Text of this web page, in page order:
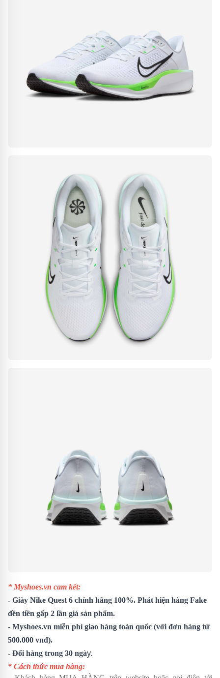
* Myshoes.vn cam kết:
- Giày Nike Quest 6 chính hãng 100%. Phát hiện hàng Fake
đền tiền gấp 2 lần giá sản phẩm.
- Myshoes.vn miễn phí giao hàng toàn quốc (với đơn hàng từ
500.000 vnđ).
- Đổi hàng trong 30 ngày.
* Cách thức mua hàng: